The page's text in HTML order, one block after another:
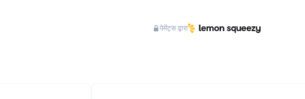
पेमेंट्स द्वारा